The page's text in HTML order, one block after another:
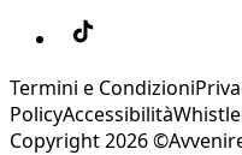
Termini e Condizioni
PolicyAccessibilità
Copyright 2026